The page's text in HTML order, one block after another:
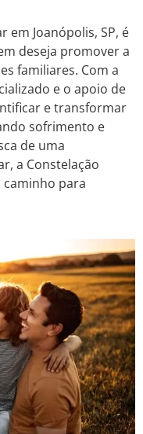
em Joanópolis, SP, é
deseja promover a
familiares. Com a
e o apoio de
e transformar
sofrimento e
de uma
a Constelação
caminho para